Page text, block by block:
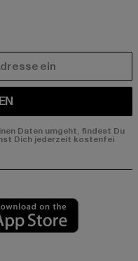
Daten umgeht, findest Du
Dich jederzeit kostenfei